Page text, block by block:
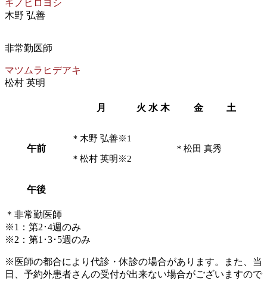
キノヒロヨシ
木野 弘善
非常勤医師
マツムラヒデアキ
松村 英明
月 火 水 木 金 土
午前
＊木野 弘善※1
＊松村 英明 ※2
＊松田 真秀
午後
＊非常勤医師
※1：第2･4週のみ
※2：第1･3･5週のみ
※医師の都合により代診・休診の場合があります。また、当
日、予約外患者さんの受付が出来ない場合がございますので